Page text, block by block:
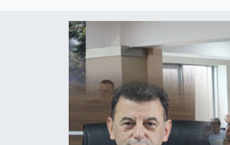
Ekonomi
Teknoloji